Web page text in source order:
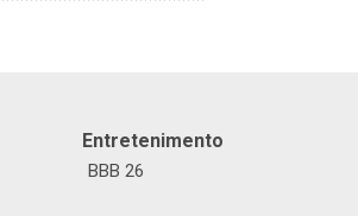
Entretenimento
BBB 26